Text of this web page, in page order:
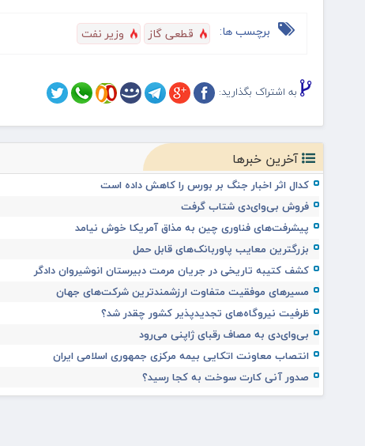
برچسب ها: قطعی گاز وزیر نفت
به اشتراک بگذارید:
آخرین خبرها
کدال اثر اخبار جنگ بر بورس را کاهش داده است
فروش بی‌وای‌دی شتاب گرفت
پیشرفت‌های فناوری چین به مذاق آمریکا خوش نیامد
بزرگترین معایب پاوربانک‌های قابل حمل
کشف کتیبه تاریخی در جریان مرمت دبیرستان انوشیروان دادگر
مسیرهای موفقیت متفاوت ارزشمندترین شرکت‌های جهان
ظرفیت نیروگاه‌های تجدیدپذیر کشور چقدر شد؟
بی‌وای‌دی به مصاف رقبای ژاپنی می‌رود
انتصاب معاونت اتکایی بیمه مرکزی جمهوری اسلامی ایران
صدور آنی کارت سوخت به کجا رسید؟